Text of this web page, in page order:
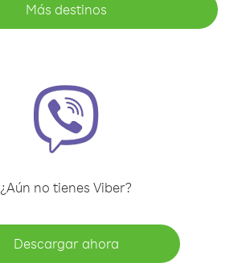
Más destinos
¿Aún no tienes Viber?
Descargar ahora